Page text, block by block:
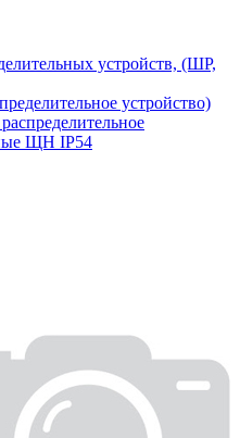
устройств, (ШР,
устройство)
ЩН IP54